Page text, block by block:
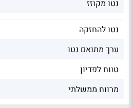
נטו מקוזז
נטו להחזקה
ערך מתואם נטו
טווח לפדיון
מרווח ממשלתי